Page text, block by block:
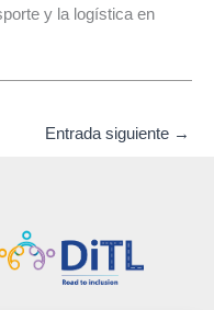
y la logística en
Entrada siguiente →